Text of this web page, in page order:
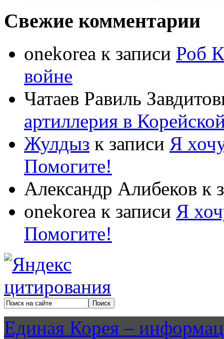
Свежие комментарии
onekorea к записи Роб
войне
Чатаев Равиль
артиллерия в
Жулдыз к записи Я
Помогите!
Александр Алибеков к
onekorea к записи Я
Помогите!
Единая Корея –